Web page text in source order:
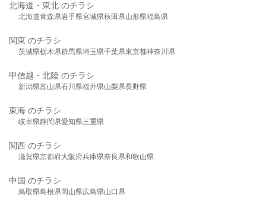
北海道・東北 のチラシ
北海道青森県岩手県宮城県秋田県山形県福島県
関東 のチラシ
茨城県栃木県群馬県埼玉県千葉県東京都神奈川県
甲信越・北陸 のチラシ
新潟県富山県石川県福井県山梨県長野県
東海 のチラシ
岐阜県静岡県愛知県三重県
関西 のチラシ
滋賀県京都府大阪府兵庫県奈良県和歌山県
中国 のチラシ
鳥取県島根県岡山県広島県山口県